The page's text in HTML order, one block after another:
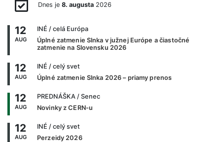
Dnes je 8. augusta2026
12
AUG
INÉ / celá Európa
Úplné zatmenie Slnka v južnej Európe a čiastočné
zatmenie na Slovensku 2026
12
AUG
INÉ / celý svet
Úplné zatmenie Slnka 2026 – priamy prenos
12
AUG
PREDNÁŠKA / Senec
Novinky z CERN-u
12
AUG
INÉ / celý svet
Perzeidy 2026